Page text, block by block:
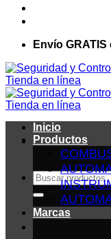
Envío
Buscar
por:
Inicio
Productos
Marcas